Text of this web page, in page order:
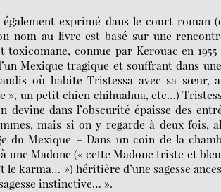
également exprimé dans le court roman
nom au livre est basé sur une
connue par Kerouac en
Mexique tragique et souffrant dans
où habite Tristessa avec sa sœur,
», un petit chien chihuahua, etc…)
devine dans l’obscurité épaisse des
mais si on y regarde à deux fois,
du Mexique – Dans un coin de la
une Madone (« cette Madone triste et
karma… ») héritière d’une sagesse
instinctive… ».